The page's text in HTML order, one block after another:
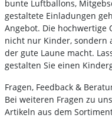
bunte Luftballons,
gestaltete Einladungen
Angebot. Die hochwertige
nicht nur Kinder, sondern
der gute Laune macht.
gestalten Sie einen
Fragen, Feedback &
Bei weiteren Fragen zu
Artikeln aus dem